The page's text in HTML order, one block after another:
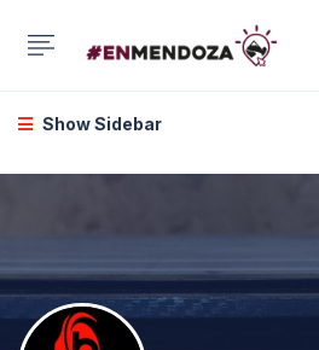
Show Sidebar